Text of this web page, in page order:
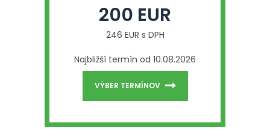
200 EUR
246 EUR s DPH
Najbližší termín od 10.08.2026
VÝBER TERMÍNOV